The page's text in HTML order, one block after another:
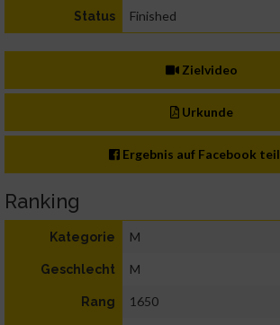
Status Finished
Zielvideo
Urkunde
Ergebnis auf Facebook
Ranking
Kategorie M
Geschlecht M
Rang 1650